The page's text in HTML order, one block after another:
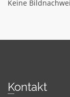
Keine
Kontakt